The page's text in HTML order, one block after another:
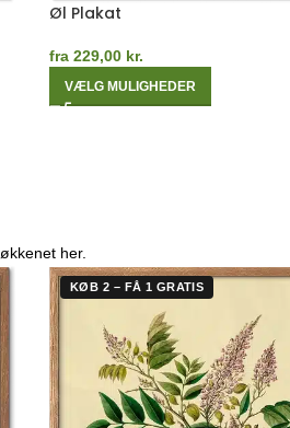
Øl Plakat
fra 229,00 kr.
VÆLG MULIGHEDER
her.
KØB 2 – FÅ 1 GRATIS